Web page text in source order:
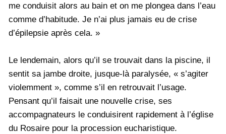
me conduisit alors au bain et on me plongea dans l’eau
comme d’habitude. Je n’ai plus jamais eu de crise
d’épilepsie après cela. »
Le lendemain, alors qu’il se trouvait dans la piscine, il
sentit sa jambe droite, jusque-là paralysée, « s’agiter
violemment », comme s’il en retrouvait l’usage.
Pensant qu’il faisait une nouvelle crise, ses
accompagnateurs le conduisirent rapidement à l’église
du Rosaire pour la procession eucharistique.